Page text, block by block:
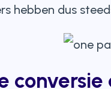
hebben dus
conversie